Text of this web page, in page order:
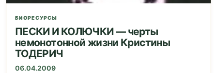
БИОРЕСУРСЫ
ПЕСКИ И КОЛЮЧКИ — черты
немонотонной жизни Кристины
ТОДЕРИЧ
06.04.2009